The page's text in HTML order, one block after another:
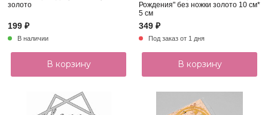
золото
199 ₽
В наличии
В корзину
Рождения" без ножки золото 10 см*
5 см
349 ₽
Под заказ от 1 дня
В корзину